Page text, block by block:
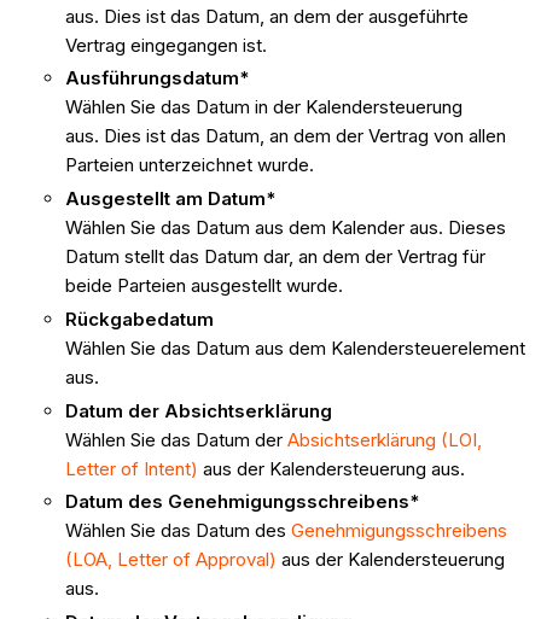
aus. Dies ist das Datum, an dem der ausgeführte
Vertrag eingegangen ist.
Ausführungsdatum*
Wählen Sie das Datum in der Kalendersteuerung
aus. Dies ist das Datum, an dem der Vertrag von allen
Parteien unterzeichnet wurde.
Ausgestellt am Datum*
Wählen Sie das Datum aus dem Kalender aus. Dieses
Datum stellt das Datum dar, an dem der Vertrag für
beide Parteien ausgestellt wurde.
Rückgabedatum
Wählen Sie das Datum aus dem Kalendersteuerelement
aus.
Datum der Absichtserklärung
Wählen Sie das Datum der Absichtserklärung (LOI,
Letter of Intent) aus der Kalendersteuerung aus.
Datum des Genehmigungsschreibens*
Wählen Sie das Datum des Genehmigungsschreibens
(LOA, Letter of Approval) aus der Kalendersteuerung
aus.